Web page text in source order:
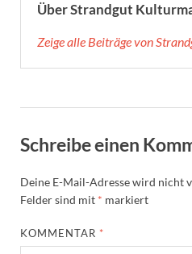
Über Strandgut
Zeige alle Beiträge von
Schreibe einen
Deine E-Mail-Adresse wird nicht
Felder sind mit * markiert
KOMMENTAR *